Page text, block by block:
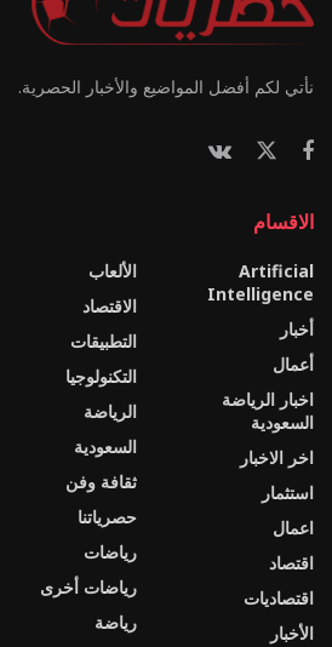
نأتي لكم أفضل المواضيع والأخبار الحصرية.
الاقسام
Artificial
Intelligence
أخبار
أعمال
اخبار الرياضة
السعودية
اخر الاخبار
استثمار
اعمال
اقتصاد
اقتصاديات
الأخبار
الألعاب
الاقتصاد
التطبيقات
التكنولوجيا
الرياضة
السعودية
ثقافة وفن
حصرياتنا
رياضات
رياضات أخرى
رياضة